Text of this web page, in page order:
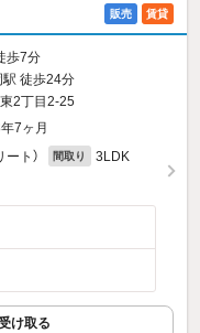
販売 賃貸
歩7分
徒歩24分
2丁目2-25
7ヶ月
ト） 間取り 3LDK
け取る